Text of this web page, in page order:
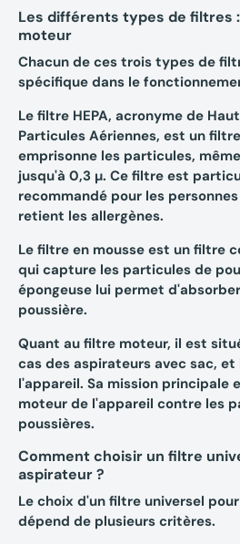
Les différents types de filtres :
moteur
Chacun de ces trois types de
spécifique dans le
Le filtre HEPA, acronyme de
Particules Aériennes, est un
emprisonne les particules,
jusqu'à 0,3 µ. Ce filtre est
recommandé pour les
retient les allergènes.
Le filtre en mousse est un filtre
qui capture les particules de
épongeuse lui permet
poussière.
Quant au filtre moteur, il est
cas des aspirateurs avec sac,
l'appareil. Sa mission principale
moteur de l'appareil contre les
poussières.
Comment choisir un filtre
aspirateur ?
Le choix d'un filtre universel
dépend de plusieurs critères.